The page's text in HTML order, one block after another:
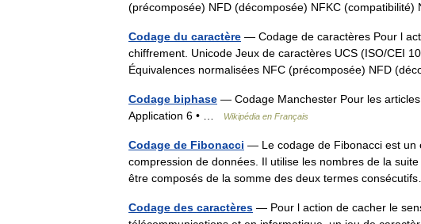
(précomposée) NFD (décomposée) NFKC
Codage du caractère — Codage de caractères Pour l
chiffrement. Unicode Jeux de caractères UCS (ISO/CEI
Équivalences normalisées NFC (précomposée) NFD
Codage biphase — Codage Manchester Pour les
Application 6 • …
Wikipédia en Français
Codage de Fibonacci — Le codage de Fibonacci est un
compression de données. Il utilise les nombres de la
être composés de la somme des deux termes
Codage des caractères — Pour l action de cacher le